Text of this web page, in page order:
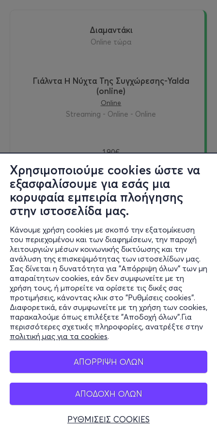
Χρησιμοποιούμε cookies ώστε να
εξασφαλίσουμε για εσάς μια
κορυφαία εμπειρία πλοήγησης
στην ιστοσελίδα μας.
Κάνουμε χρήση cookies με σκοπό την εξατομίκευση
του περιεχομένου και των διαφημίσεων, την παροχή
λειτουργιών μέσων κοινωνικής δικτύωσης και την
ανάλυση της επισκεψιμότητας των ιστοσελίδων μας.
Σας δίνεται η δυνατότητα για "Απόρριψη όλων" των μη
απαραίτητων cookies, εάν δεν συμφωνείτε με τη
χρήση τους, ή μπορείτε να ορίσετε τις δικές σας
προτιμήσεις, κάνοντας κλικ στο "Ρυθμίσεις cookies".
Διαφορετικά, εάν συμφωνείτε με τη χρήση των cookies,
παρακαλούμε όπως επιλέξετε "Αποδοχή όλων".Για
περισσότερες σχετικές πληροφορίες, ανατρέξτε στην
πολιτική μας για τα cookies.
ΑΠΟΡΡΙΨΗ ΟΛΩΝ
ΑΠΟΔΟΧΗ ΟΛΩΝ
ΡΥΘΜΙΣΕΙΣ COOKIES
διαμαντάκι
online τώρα
Γιάλντα Η Νύχτα Της Συγχώρεσης-Yalda
(online)
Online
Streaming - Online - Online
1,90€
Εισιτήρια